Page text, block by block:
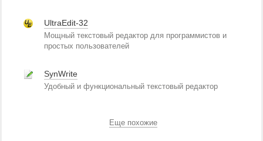
UltraEdit-32
Мощный текстовый редактор для программистов и
простых пользователей
SynWrite
Удобный и функциональный текстовый редактор
Еще похожие